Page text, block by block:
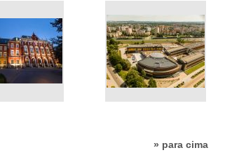
» para cima